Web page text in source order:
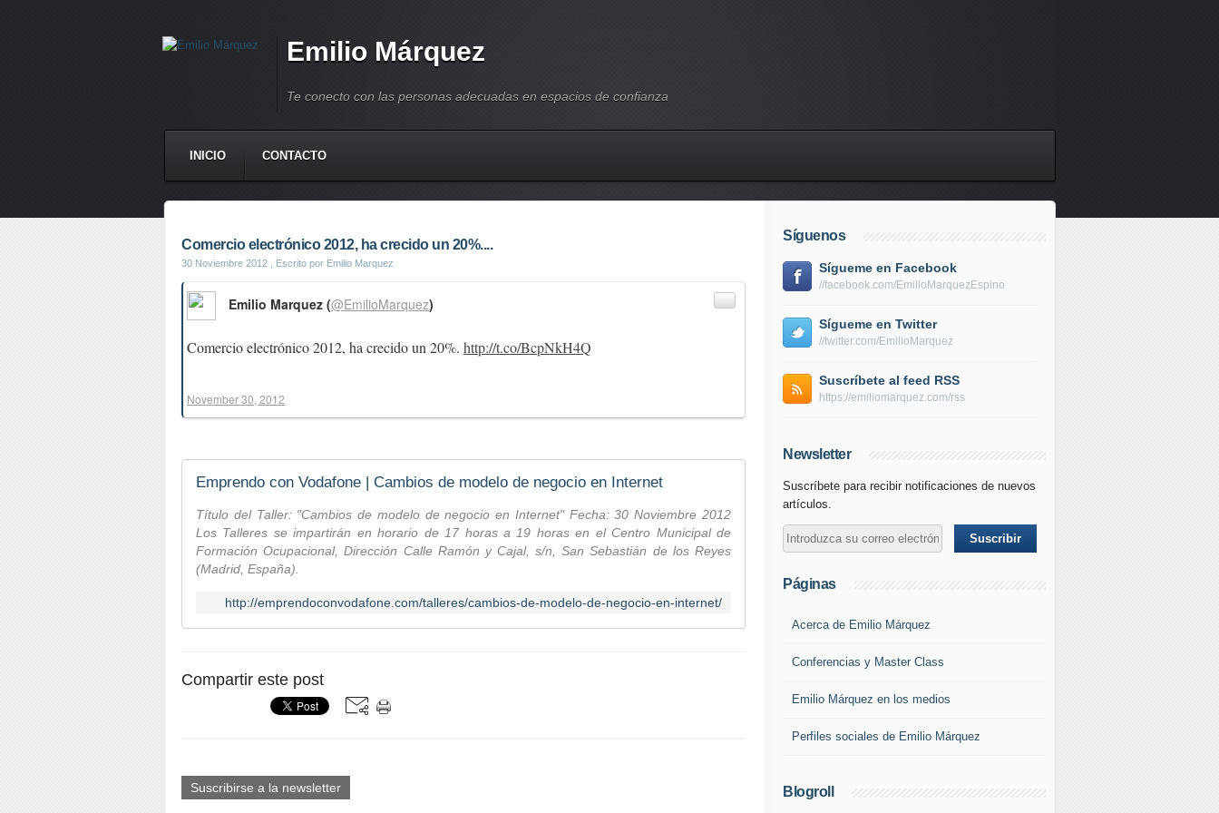
Emilio Márquez
Te conecto con las personas adecuadas en espacios de confianza
INICIO CONTACTO
Comercio electrónico 2012, ha crecido un 20%....
30 Noviembre 2012 , Escrito por Emilio Marquez
Comercio electrónico 2012, ha crecido un 20%. http://t.co/BcpNkH4Q
Emilio Marquez (@EmilioMarquez)
November 30, 2012
Emprendo con Vodafone | Cambios de modelo de negocio en Internet
Título del Taller: "Cambios de modelo de negocio en Internet" Fecha: 30 Noviembre 2012
Los Talleres se impartirán en horario de 17 horas a 19 horas en el Centro Municipal de
Formación Ocupacional, Dirección Calle Ramón y Cajal, s/n, San Sebastián de los Reyes
(Madrid, España).
http://emprendoconvodafone.com/talleres/cambios-de-modelo-de-negocio-en-internet/
Compartir este post
Suscribirse a la newsletter
Síguenos
Sígueme en Facebook
//facebook.com/EmilioMarquezEspino
Sígueme en Twitter
//twitter.com/EmilioMarquez
Suscríbete al feed RSS
https://emiliomarquez.com/rss
Newsletter
Suscríbete para recibir notificaciones de nuevos
artículos.
Páginas
Acerca de Emilio Márquez
Conferencias y Master Class
Emilio Márquez en los medios
Perfiles sociales de Emilio Márquez
Blogroll